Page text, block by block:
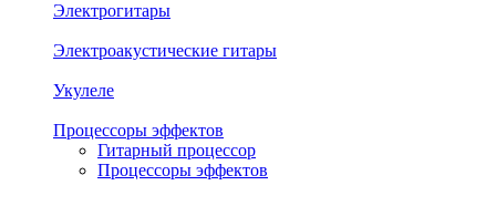
Электрогитары
Электроакустические гитары
Укулеле
Процессоры эффектов
Гитарный процессор
Процессоры эффектов